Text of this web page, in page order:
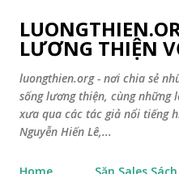
Chuyển đến
LƯƠNG THIỆN
luongthien.org - nơi chia sẻ
sống lương thiện, cùng những
xưa qua các tác giả nổi tiếng
Nguyễn Hiến Lê,...